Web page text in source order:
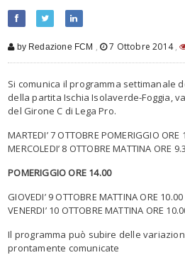
by Redazione FCM , 7 Ottobre 2014,
Si comunica il programma settimanale
della partita Ischia Isolaverde-Foggia,
del Girone C di Lega Pro.
MARTEDI’ 7 OTTOBRE POMERIGGIO ORE
MERCOLEDI’ 8 OTTOBRE MATTINA ORE
POMERIGGIO ORE 14.00
GIOVEDI’ 9 OTTOBRE MATTINA ORE 10.00
VENERDI’ 10 OTTOBRE MATTINA ORE
Il programma può subire delle
prontamente comunicate